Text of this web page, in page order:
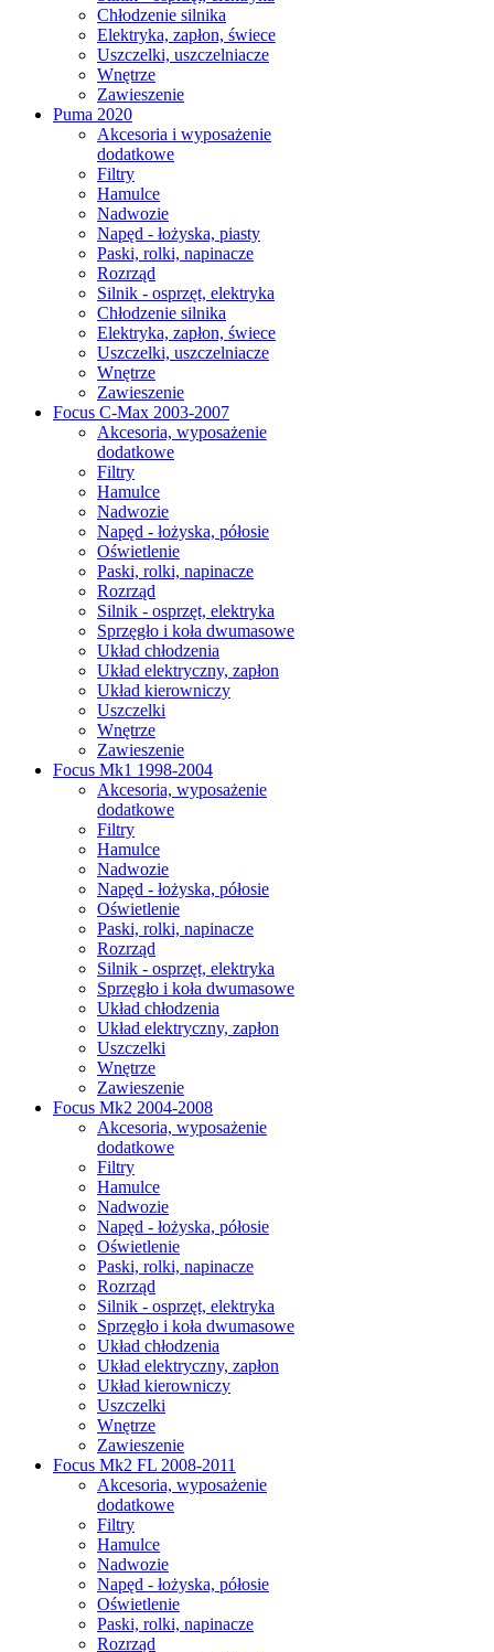
Chłodzenie silnika
Elektryka, zapłon, świece
Uszczelki, uszczelniacze
Wnętrze
Zawieszenie
Puma 2020
Akcesoria i wyposażenie
dodatkowe
Filtry
Hamulce
Nadwozie
Napęd - łożyska, piasty
Paski, rolki, napinacze
Rozrząd
Silnik - osprzęt, elektryka
Chłodzenie silnika
Elektryka, zapłon, świece
Uszczelki, uszczelniacze
Wnętrze
Zawieszenie
Focus C-Max 2003-2007
Akcesoria, wyposażenie
dodatkowe
Filtry
Hamulce
Nadwozie
Napęd - łożyska, półosie
Oświetlenie
Paski, rolki, napinacze
Rozrząd
Silnik - osprzęt, elektryka
Sprzęgło i koła dwumasowe
Układ chłodzenia
Układ elektryczny, zapłon
Układ kierowniczy
Uszczelki
Wnętrze
Zawieszenie
Focus Mk1 1998-2004
Akcesoria, wyposażenie
dodatkowe
Filtry
Hamulce
Nadwozie
Napęd - łożyska, półosie
Oświetlenie
Paski, rolki, napinacze
Rozrząd
Silnik - osprzęt, elektryka
Sprzęgło i koła dwumasowe
Układ chłodzenia
Układ elektryczny, zapłon
Uszczelki
Wnętrze
Zawieszenie
Focus Mk2 2004-2008
Akcesoria, wyposażenie
dodatkowe
Filtry
Hamulce
Nadwozie
Napęd - łożyska, półosie
Oświetlenie
Paski, rolki, napinacze
Rozrząd
Silnik - osprzęt, elektryka
Sprzęgło i koła dwumasowe
Układ chłodzenia
Układ elektryczny, zapłon
Układ kierowniczy
Uszczelki
Wnętrze
Zawieszenie
Focus Mk2 FL 2008-2011
Akcesoria, wyposażenie
dodatkowe
Filtry
Hamulce
Nadwozie
Napęd - łożyska, półosie
Oświetlenie
Paski, rolki, napinacze
Rozrząd